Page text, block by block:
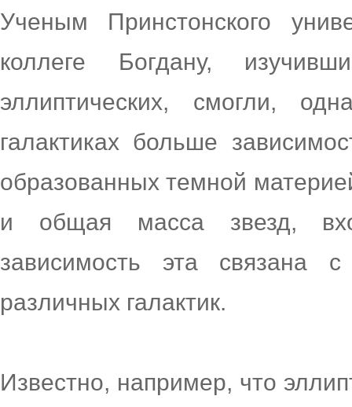
Ученым Принстонского
коллеге Богдану,
эллиптических, смогли,
галактиках больше
образованных темной
и общая масса звезд,
зависимость эта связана
различных галактик.
Известно, например, что